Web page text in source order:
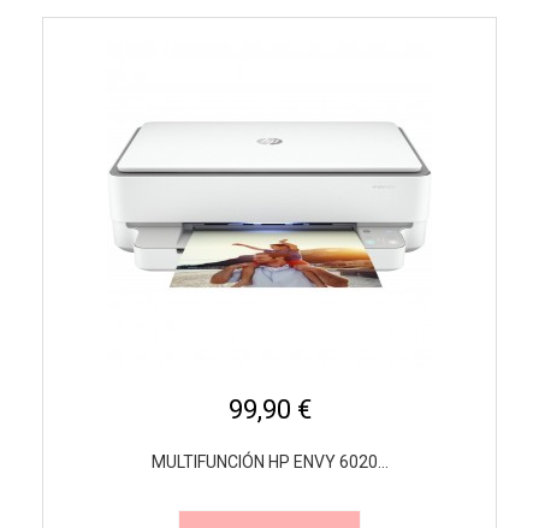
99,90 €
MULTIFUNCIÓN HP ENVY 6020...